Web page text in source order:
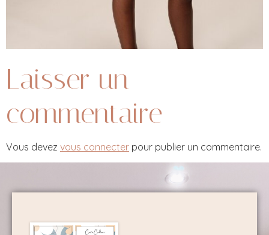
Laisser un
commentaire
Vous devez vous connecter pour publier un commentaire.